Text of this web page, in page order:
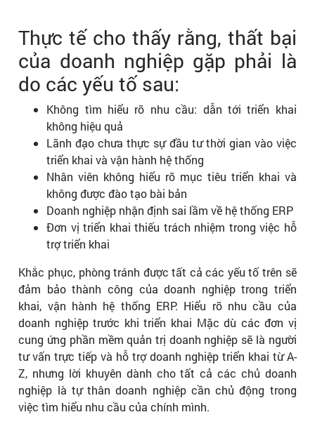
Thực tế cho thấy rằng, thất bại
của doanh nghiệp gặp phải là
do các yếu tố sau:
Không tìm hiểu rõ nhu cầu: dẫn tới triển khai
không hiệu quả
Lãnh đạo chưa thực sự đầu tư thời gian vào việc
triển khai và vận hành hệ thống
Nhân viên không hiểu rõ mục tiêu triển khai và
không được đào tạo bài bản
Doanh nghiệp nhận định sai lầm về hệ thống ERP
Đơn vị triển khai thiếu trách nhiệm trong việc hỗ
trợ triển khai
Khắc phục, phòng tránh được tất cả các yếu tố trên sẽ
đảm bảo thành công của doanh nghiệp trong triển
khai, vận hành hệ thống ERP. Hiểu rõ nhu cầu của
doanh nghiệp trước khi triển khai Mặc dù các đơn vị
cung ứng phần mềm quản trị doanh nghiệp sẽ là người
tư vấn trực tiếp và hỗ trợ doanh nghiệp triển khai từ A-
Z, nhưng lời khuyên dành cho tất cả các chủ doanh
nghiệp là tự thân doanh nghiệp cần chủ động trong
việc tìm hiểu nhu cầu của chính mình.